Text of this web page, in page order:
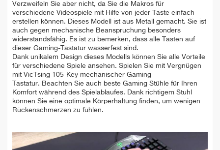
Verzweifeln Sie aber nicht, da Sie die Makros für
verschiedene Videospiele mit Hilfe von jeder Taste einfach
erstellen können. Dieses Modell ist aus Metall gemacht. Sie ist
auch gegen mechanische Beanspruchung besonders
widerstandsfähig. Es ist zu bemerken, dass alle Tasten auf
dieser Gaming-Tastatur wasserfest sind.
Dank unikalem Design dieses Modells können Sie alle Vorteile
für verschiedene Spiele ansehen. Spielen Sie mit Vergnügen
mit VicTsing 105-Key mechanischer Gaming-
Tastatur. Beachten Sie auch beste Gaming Stühle für Ihren
Komfort während des Spielablaufes. Dank richtigem Stuhl
können Sie eine optimale Körperhaltung finden, um wenigen
Rückenschmerzen zu fühlen.